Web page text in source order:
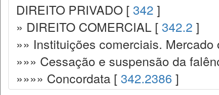
DIREITO PRIVADO [ 342 ]
» DIREITO COMERCIAL [ 342.2 ]
»» Instituições comerciais.
»»» Cessação e suspensão da
»»»» Concordata [ 342.2386 ]